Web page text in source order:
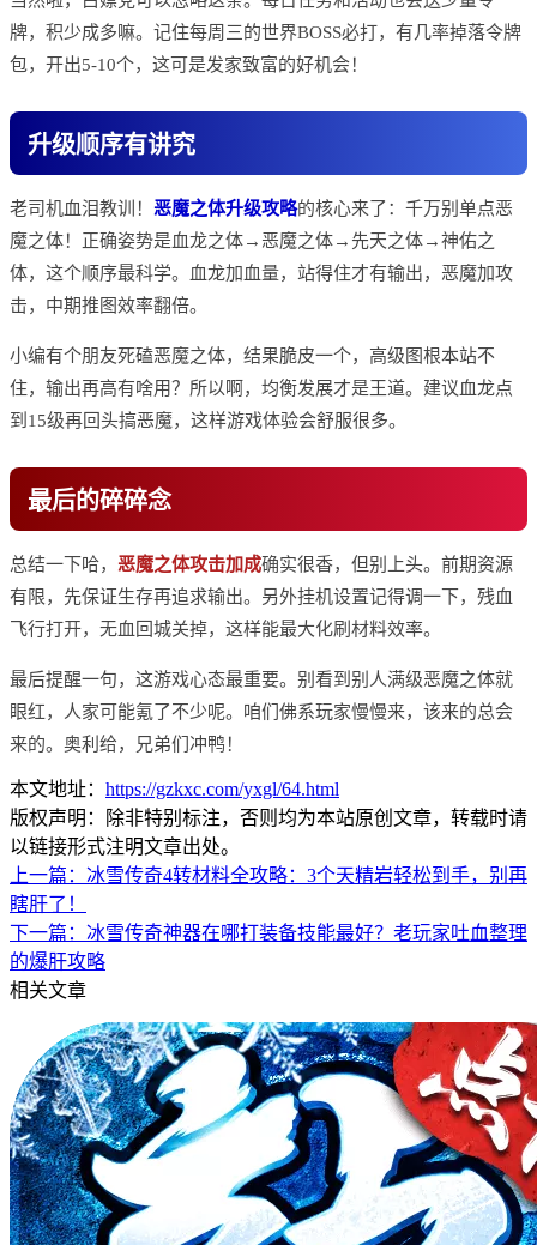
牌，积少成多嘛。记住每周三的世界BOSS必打，有几率掉落令牌
包，开出5-10个，这可是发家致富的好机会！
升级顺序有讲究
老司机血泪教训！ 恶魔之体升级攻略的核心来了：千万别单点恶
魔之体！正确姿势是血龙之体→恶魔之体→先天之体→神佑之
体，这个顺序最科学。血龙加血量，站得住才有输出，恶魔加攻
击，中期推图效率翻倍。
小编有个朋友死磕恶魔之体，结果脆皮一个，高级图根本站不
住，输出再高有啥用？所以啊，均衡发展才是王道。建议血龙点
到15级再回头搞恶魔，这样游戏体验会舒服很多。
最后的碎碎念
总结一下哈， 恶魔之体攻击加成确实很香，但别上头。前期资源
有限，先保证生存再追求输出。另外挂机设置记得调一下，残血
飞行打开，无血回城关掉，这样能最大化刷材料效率。
最后提醒一句，这游戏心态最重要。别看到别人满级恶魔之体就
眼红，人家可能氪了不少呢。咱们佛系玩家慢慢来，该来的总会
来的。奥利给，兄弟们冲鸭！
本文地址： https://gzkxc.com/yxgl/64.html
版权声明：除非特别标注，否则均为本站原创文章，转载时请
以链接形式注明文章出处。
上一篇： 冰雪传奇4转材料全攻略：3个天精岩轻松到手，别再
瞎肝了！
下一篇： 冰雪传奇神器在哪打装备技能最好？老玩家吐血整理
的爆肝攻略
相关文章